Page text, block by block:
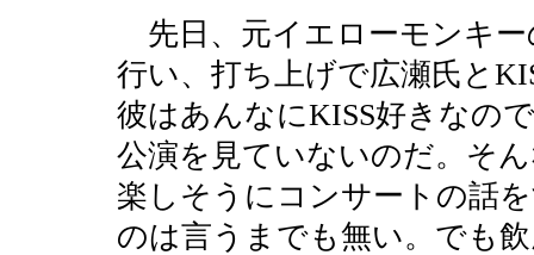
先日、元イエローモンキ
行い、打ち上げで広瀬氏と
彼はあんなにKISS好きなの
公演を見ていないのだ。そ
楽しそうにコンサートの話
のは言うまでも無い。でも